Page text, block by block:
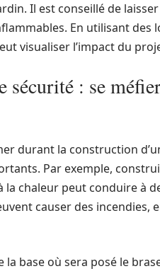
Il est conseillé de
En utilisant des
visualiser l’impact du
sécurité : se
durant la construction
Par exemple,
chaleur peut conduire à
causer des incendies,
la base où sera posé le